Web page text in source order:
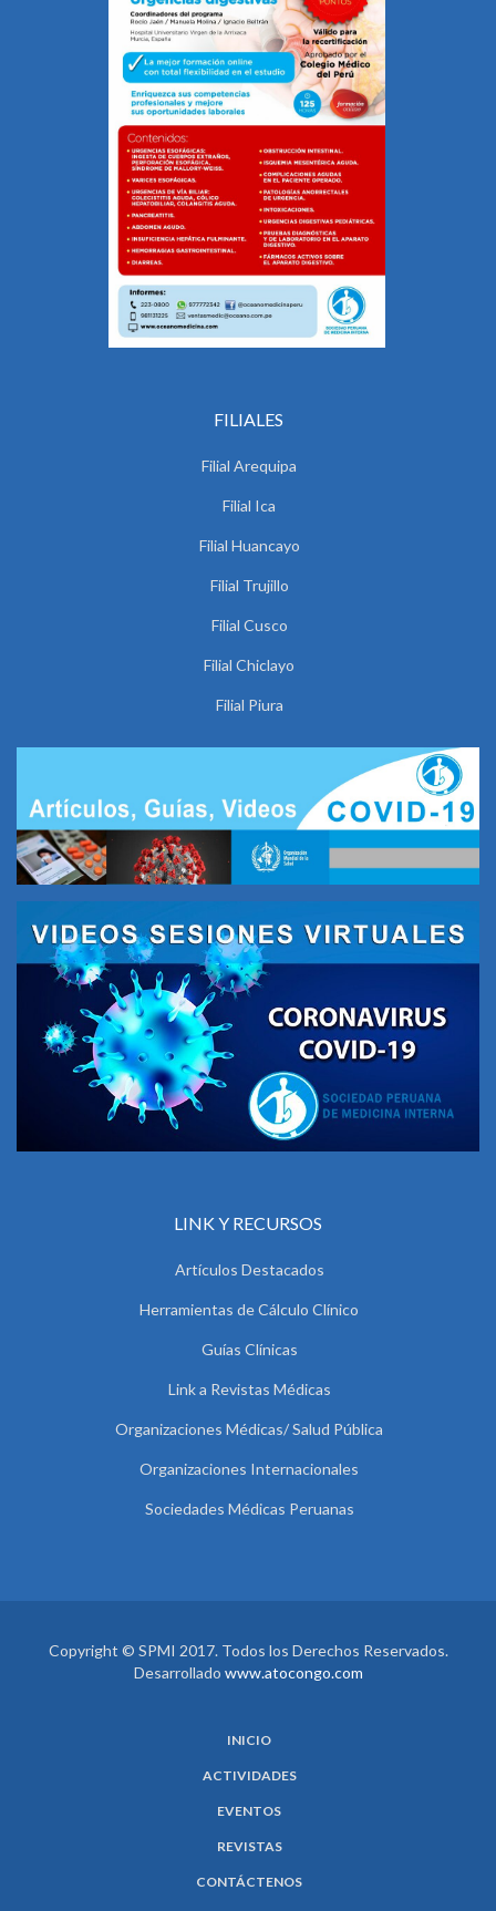
FILIALES
Filial Arequipa
Filial Ica
Filial Huancayo
Filial Trujillo
Filial Cusco
Filial Chiclayo
Filial Piura
LINK Y RECURSOS
Artículos Destacados
Herramientas de Cálculo Clínico
Guías Clínicas
Link a Revistas Médicas
Organizaciones Médicas/ Salud Pública
Organizaciones Internacionales
Sociedades Médicas Peruanas
Copyright © SPMI 2017. Todos los Derechos Reservados.
Desarrollado www.atocongo.com
INICIO
ACTIVIDADES
EVENTOS
REVISTAS
CONTÁCTENOS